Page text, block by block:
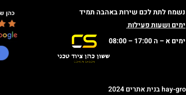
נשמח לתת לכם שירות באהבה תמיד
ימים ושעות פעילות
ימים א – ה 17:00 – 08:00